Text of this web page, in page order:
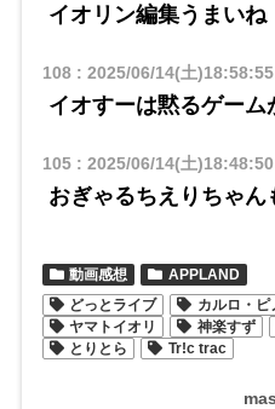
イオリン編集うまいね
108: 2025/06/14(土)18:58:55
イオすーは黙るゲーム
105: 2025/06/14(土)18:48:50
おぎゃるちえりちゃん
動画感想
APPLAND
どっとライブ
カルロ・ピ
ヤマトイオリ
神楽すず
とりとら
Tr!c trac